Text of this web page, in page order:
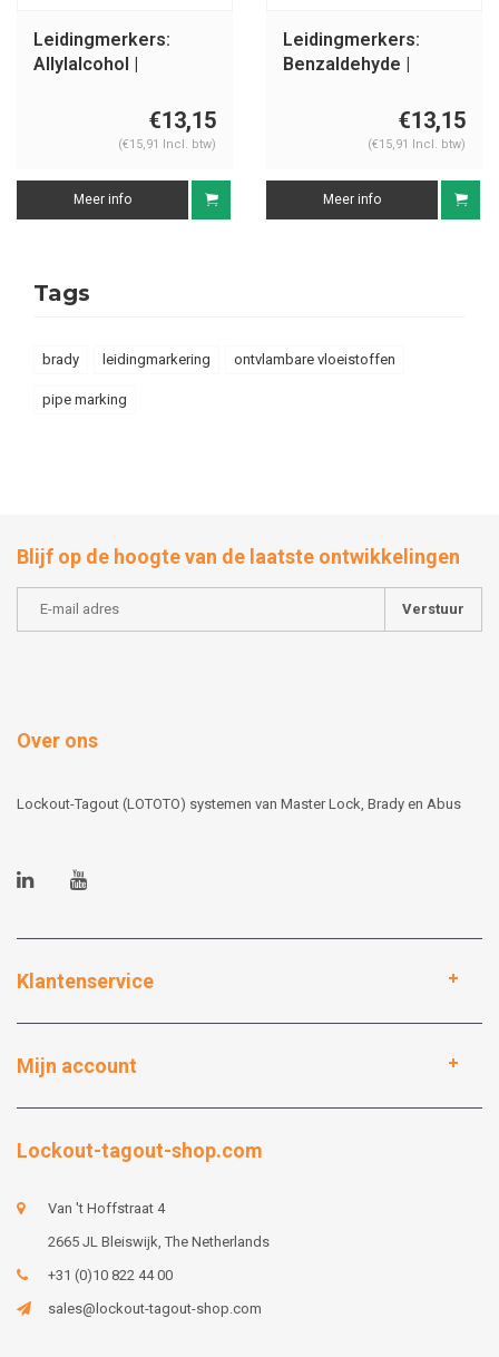
Leidingmerkers:
Allylalcohol |
vloeistoffen
€13,15
(€15,91 Incl. btw)
Meer info
Leidingmerkers:
Benzaldehyde |
vloeistoffen
€13,15
(€15,91 Incl. btw)
Meer info
Tags
brady leidingmarkering ontvlambare vloeistoffen
pipe marking
Blijf op de hoogte van de laatste ontwikkelingen
Verstuur
Over ons
Lockout-Tagout (LOTOTO) systemen van Master Lock, Brady en Abus
Klantenservice
Mijn account
Lockout-tagout-shop.com
Van 't Hoffstraat 4
2665 JL Bleiswijk, The Netherlands
+31 (0)10 822 44 00
sales@lockout-tagout-shop.com